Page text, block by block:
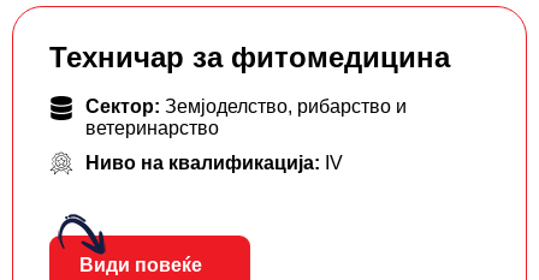
Техничар за фитомедицина
Сектор: Земјоделство, рибарство и
ветеринарство
Ниво на квалификација: IV
Види повеќе